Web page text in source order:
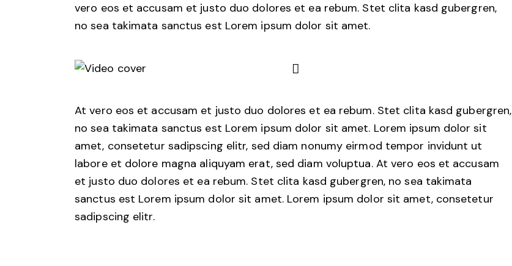
vero eos et accusam et justo duo dolores et ea rebum. Stet clita kasd gubergren,
no sea takimata sanctus est Lorem ipsum dolor sit amet.
At vero eos et accusam et justo duo dolores et ea rebum. Stet clita kasd gubergren,
no sea takimata sanctus est Lorem ipsum dolor sit amet. Lorem ipsum dolor sit
amet, consetetur sadipscing elitr, sed diam nonumy eirmod tempor invidunt ut
labore et dolore magna aliquyam erat, sed diam voluptua. At vero eos et accusam
et justo duo dolores et ea rebum. Stet clita kasd gubergren, no sea takimata
sanctus est Lorem ipsum dolor sit amet. Lorem ipsum dolor sit amet, consetetur
sadipscing elitr.